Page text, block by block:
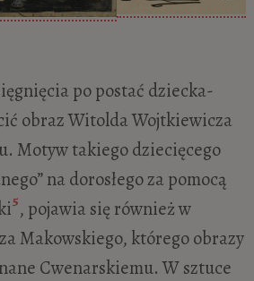
po postać dziecka-
obraz Witolda Wojtkiewicza
Motyw takiego dziecięcego
na dorosłego za pomocą
5, pojawia się również w
Makowskiego, którego obrazy
Cwenarskiemu. W sztuce